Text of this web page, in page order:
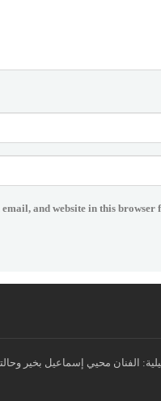
email, and website in this browser
الفنان محيي إسماعيل بخير